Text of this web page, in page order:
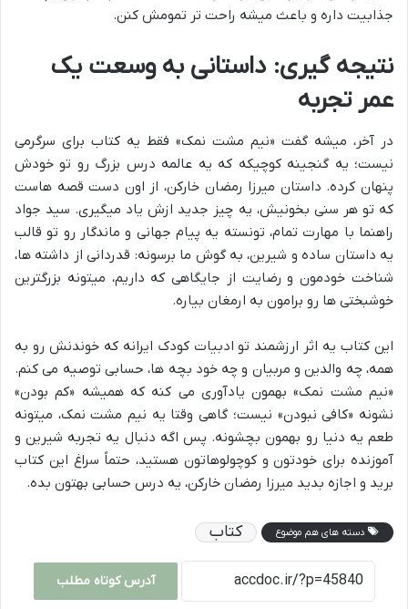
جذابیت داره و باعث میشه راحت تر تمومش کنن.
نتیجه گیری: داستانی به وسعت یک
عمر تجربه
در آخر، میشه گفت «نیم مشت نمک» فقط یه کتاب برای سرگرمی
نیست؛ یه گنجینه کوچیکه که یه عالمه درس بزرگ رو تو خودش
پنهان کرده. داستان میرزا رمضان خارکن، از اون دست قصه هاست
که تو هر سنی بخونیش، یه چیز جدید ازش یاد میگیری. سید جواد
راهنما با مهارت تمام، تونسته یه پیام جهانی و ماندگار رو تو قالب
یه داستان ساده و شیرین، به گوش ما برسونه: قدردانی از داشته ها،
شناخت خودمون و رضایت از جایگاهی که داریم، میتونه بزرگترین
خوشبختی ها رو برامون به ارمغان بیاره.
این کتاب یه اثر ارزشمند تو ادبیات کودک ایرانه که خوندنش رو به
همه، چه والدین و مربیان و چه خود بچه ها، حسابی توصیه می کنم.
«نیم مشت نمک» بهمون یادآوری می کنه که همیشه «کم بودن»
نشونه «کافی نبودن» نیست؛ گاهی وقتا یه نیم مشت نمک، میتونه
طعم یه دنیا رو بهمون بچشونه. پس اگه دنبال یه تجربه شیرین و
آموزنده برای خودتون و کوچولوهاتون هستید، حتماً سراغ این کتاب
برید و اجازه بدید میرزا رمضان خارکن، یه درس حسابی بهتون بده.
دسته های هم موضوع کتاب
آدرس کوتاه مطلب